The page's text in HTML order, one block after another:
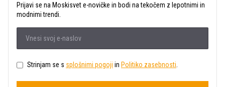
Prijavi se na Moskisvet e-novičke in bodi na tekočem z lepotnimi in
modnimi trendi.
Strinjam se s splošnimi pogoji in Politiko zasebnosti.